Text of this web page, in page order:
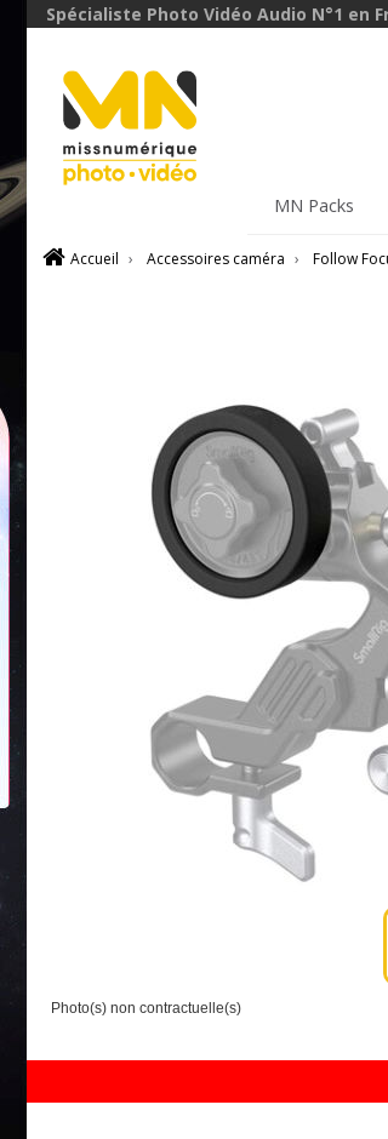
Spécialiste Photo Vidéo Audio N°1 en
MN Packs
Accueil › Accessoires caméra › Follow
Photo(s) non contractuelle(s)